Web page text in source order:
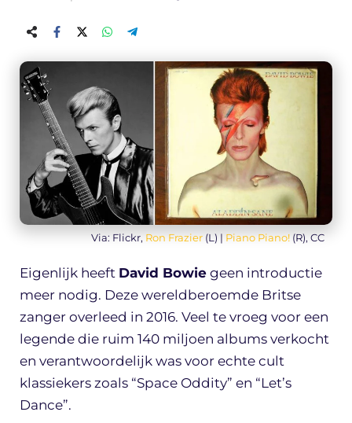
Via: Flickr, Ron Frazier (L) | Piano Piano! (R), CC
Eigenlijk heeft David Bowie geen introductie
meer nodig. Deze wereldberoemde Britse
zanger overleed in 2016. Veel te vroeg voor een
legende die ruim 140 miljoen albums verkocht
en verantwoordelijk was voor echte cult
klassiekers zoals “Space Oddity” en “Let’s
Dance”.